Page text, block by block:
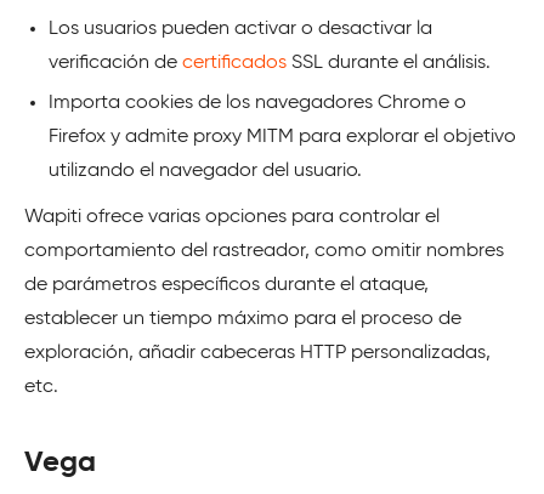
Los usuarios pueden activar o desactivar la
verificación de certificados SSL durante el análisis.
Importa cookies de los navegadores Chrome o
Firefox y admite proxy MITM para explorar el objetivo
utilizando el navegador del usuario.
Wapiti ofrece varias opciones para controlar el
comportamiento del rastreador, como omitir nombres
de parámetros específicos durante el ataque,
establecer un tiempo máximo para el proceso de
exploración, añadir cabeceras HTTP personalizadas,
etc.
Vega